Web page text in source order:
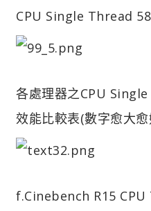
CPU Single Thread
各處理器之CPU
效能比較表(數字愈大愈
f.Cinebench R15 CPU